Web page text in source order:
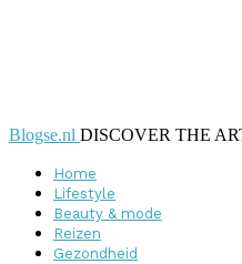
Blogse.nl DISCOVER THE
Home
Lifestyle
Beauty & mode
Reizen
Gezondheid